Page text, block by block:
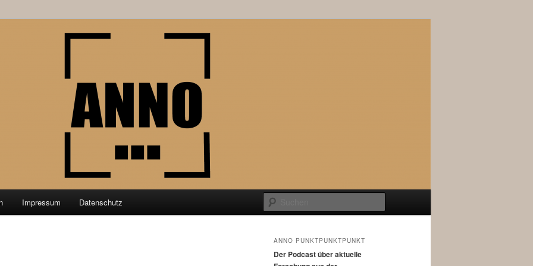
Impressum Datenschutz
ANNO PUNKTPUNKTPUNKT
Der Podcast über aktuelle